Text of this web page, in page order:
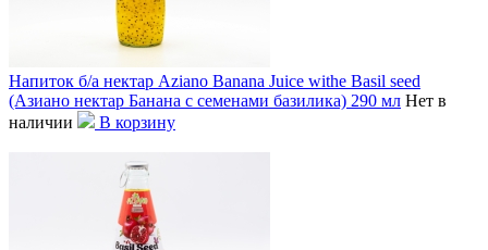
Напиток б/а нектар Aziano Banana Juice withe Basil seed
(Азиано нектар Банана с семенами базилика) 290 мл Нет в
наличии
В корзину